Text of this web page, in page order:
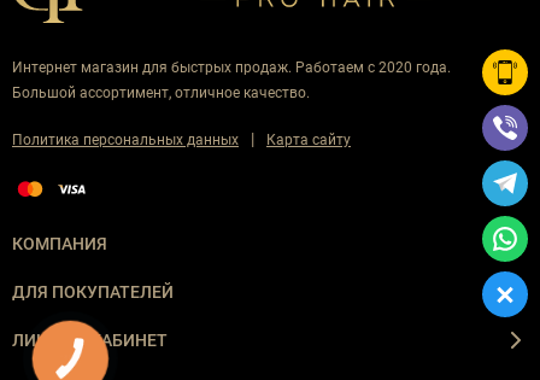
Интернет магазин для быстрых продаж. Работаем с 2020 года.
Большой ассортимент, отличное качество.
Политика персональных данных | Карта сайту
КОМПАНИЯ
ДЛЯ ПОКУПАТЕЛЕЙ
ЛИЧНЫЙ КАБИНЕТ
КНОПКА
ЗВ'ЯЗКУ